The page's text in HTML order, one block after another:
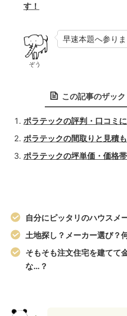
す！
ぞう
早速本題へ参りま
この記事のザッ
ポラテックの評判・口コミ
ポラテックの間取りと見積
ポラテックの坪単価・価格
自分にピッタリのハウスメ
土地探し？メーカー選び？
そもそも注文住宅を建てて
な…？